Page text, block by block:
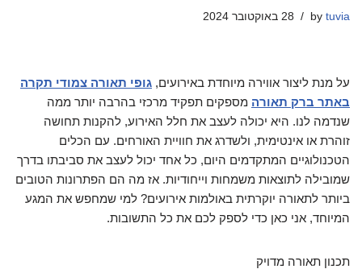
by tuvia 28 באוקטובר 2024
על מנת ליצור אווירה מיוחדת באירועים, גופי תאורה צמודי תקרה
באתר ברק תאורה מספקים תפקיד מרכזי בהרבה יותר ממה
שנדמה לנו. היא יכולה לעצב את חלל האירוע, להקנות תחושה
זוהרת או אינטימית, ולשדרג את חוויית האורחים. עם הכלים
הטכנולוגיים המתקדמים היום, כל אחד יכול לעצב את סביבתו בדרך
שמובילה לתוצאות משמחות וייחודיות. אז מה הם הפתרונות הטובים
ביותר לתאורה יוקרתית באולמות אירועים? למי שמחפש את המגע
המיוחד, אני כאן כדי לספק לכם את כל התשובות.
תכנון תאורה מדויק